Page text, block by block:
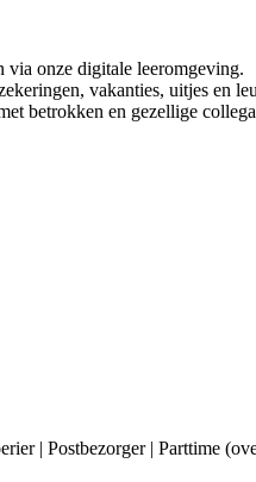
via onze digitale leeromgeving.
vakanties, uitjes en
betrokken en gezellige
| Postbezorger | Parttime